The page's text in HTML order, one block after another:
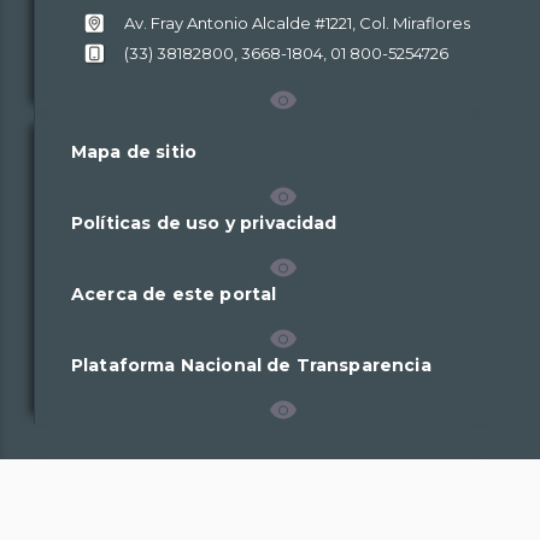
JaliscoJaliscoJaliscoJalisco
Av. Fray Antonio Alcalde #1221, Col. Miraflores
(33) 38182800, 3668-1804, 01 800-5254726
Mapa de sitio
Políticas de uso y privacidad
Acerca de este portal
Plataforma Nacional de Transparencia